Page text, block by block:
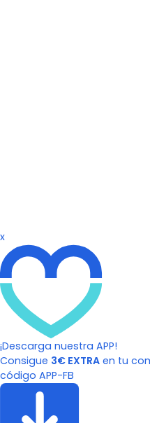
x
¡Descarga nuestra APP!
Consigue 3€ EXTRA en tu
código APP-FB